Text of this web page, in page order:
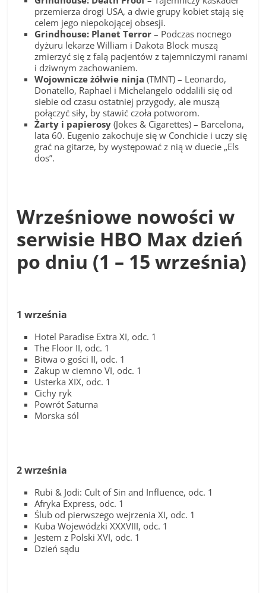
przemierza drogi USA, a dwie grupy kobiet stają się
celem jego niepokojącej obsesji.
Grindhouse: Planet Terror– Podczas nocnego
dyżuru lekarze William i Dakota Block muszą
zmierzyć się z falą pacjentów z tajemniczymi ranami
i dziwnym zachowaniem.
Wojownicze żółwie ninja (TMNT) – Leonardo,
Donatello, Raphael i Michelangelo oddalili się od
siebie od czasu ostatniej przygody, ale muszą
połączyć siły, by stawić czoła potworom.
Żarty i papierosy (Jokes & Cigarettes) – Barcelona,
lata 60. Eugenio zakochuje się w Conchicie i uczy się
grać na gitarze, by występować z nią w duecie „Els
dos”.
Wrześniowe nowości w
serwisie HBO Max dzień
po dniu (1 – 15 września)
1 września
Hotel Paradise Extra XI, odc. 1
The Floor II, odc. 1
Bitwa o gości II, odc. 1
Zakup w ciemno VI, odc. 1
Usterka XIX, odc. 1
Cichy ryk
Powrót Saturna
Morska sól
2 września
Rubi & Jodi: Cult of Sin and Influence, odc. 1
Afryka Express, odc. 1
Ślub od pierwszego wejrzenia XI, odc. 1
Kuba Wojewódzki XXXVIII, odc. 1
Jestem z Polski XVI, odc. 1
Dzień sądu